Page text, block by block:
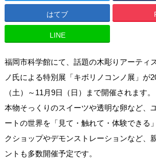
はてブ
LINE
福岡市科学館にて、話題の木彫りアーティ
ノ氏による特別展「キボリノコンノ展」が
（土）～11月9日（日）まで開催されます。
本物そっくりのスイーツや透明な卵など、
ートの世界を「見て・触れて・体験できる
クショップやデモンストレーションなど、
ントも多数開催予定です。